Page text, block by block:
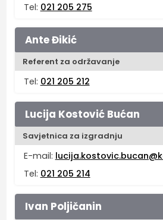
Tel: 021 205 275
Ante Đikić
Referent za održavanje
Tel: 021 205 212
Lucija Kostović Bućan
Savjetnica za izgradnju
E-mail:
Tel: 021 205 214
Ivan Poljičanin